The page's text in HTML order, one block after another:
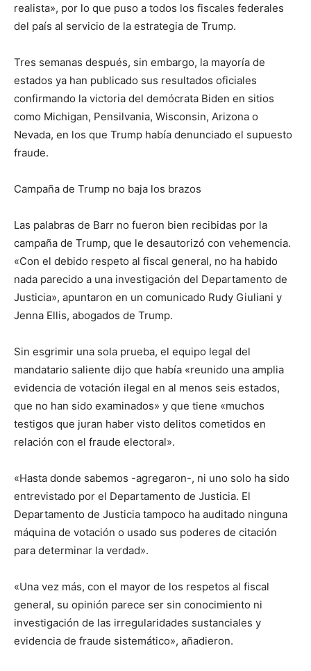
realista», por lo que puso a todos los fiscales federales
del país al servicio de la estrategia de Trump.
Tres semanas después, sin embargo, la mayoría de
estados ya han publicado sus resultados oficiales
confirmando la victoria del demócrata Biden en sitios
como Michigan, Pensilvania, Wisconsin, Arizona o
Nevada, en los que Trump había denunciado el supuesto
fraude.
Campaña de Trump no baja los brazos
Las palabras de Barr no fueron bien recibidas por la
campaña de Trump, que le desautorizó con vehemencia.
«Con el debido respeto al fiscal general, no ha habido
nada parecido a una investigación del Departamento de
Justicia», apuntaron en un comunicado Rudy Giuliani y
Jenna Ellis, abogados de Trump.
Sin esgrimir una sola prueba, el equipo legal del
mandatario saliente dijo que había «reunido una amplia
evidencia de votación ilegal en al menos seis estados,
que no han sido examinados» y que tiene «muchos
testigos que juran haber visto delitos cometidos en
relación con el fraude electoral».
«Hasta donde sabemos -agregaron-, ni uno solo ha sido
entrevistado por el Departamento de Justicia. El
Departamento de Justicia tampoco ha auditado ninguna
máquina de votación o usado sus poderes de citación
para determinar la verdad».
«Una vez más, con el mayor de los respetos al fiscal
general, su opinión parece ser sin conocimiento ni
investigación de las irregularidades sustanciales y
evidencia de fraude sistemático», añadieron.